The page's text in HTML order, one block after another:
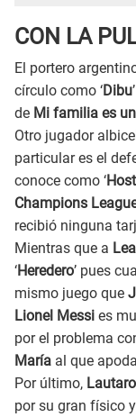
CON LA
El portero
círculo como ‘Dibu
de Mi familia es
Otro jugador
particular es el
conoce como ‘
Champions
recibió ninguna
Mientras que a
‘Heredero’ pues
mismo juego que
Lionel Messi es
por el problema
María al que
Por último,
por su gran físico